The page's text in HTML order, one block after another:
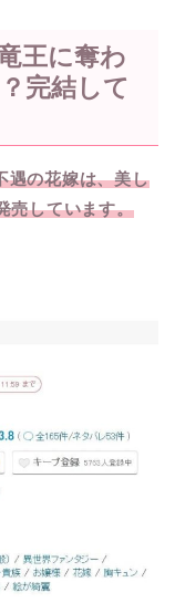
王に奪わ
完結して
遇の花嫁は、美し
売しています。